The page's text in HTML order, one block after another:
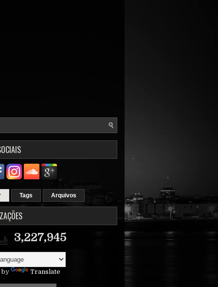
Tags Arquivos
3,227,945
by Translate